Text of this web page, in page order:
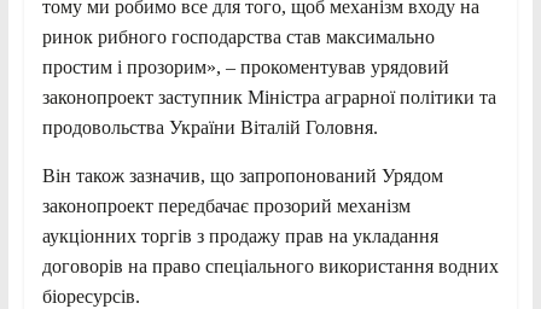
тому ми робимо все для того, щоб механізм входу на
ринок рибного господарства став максимально
простим і прозорим», – прокоментував урядовий
законопроект заступник Міністра аграрної політики та
продовольства України Віталій Головня.
Він також зазначив, що запропонований Урядом
законопроект передбачає прозорий механізм
аукціонних торгів з продажу прав на укладання
договорів на право спеціального використання водних
біоресурсів.